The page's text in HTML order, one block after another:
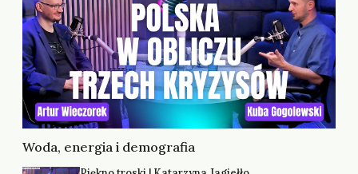
Woda, energia i demografia